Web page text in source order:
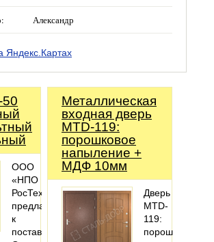
Александр
Яндекс.Картах
ООО
«НПО
РосТехЭнерго»
предлагает
к
поставке:
Металлическая
входная дверь
MTD-119:
порошковое
напыление +
МДФ 10мм
Дверь
MTD-
119:
порошковое